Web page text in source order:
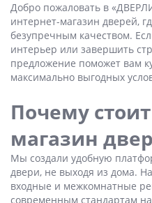
Добро пожаловать в
интернет-магазин дверей,
безупречным качеством.
интерьер или завершить
предложение поможет вам
максимально выгодных
Почему
магазин
Мы создали удобную
двери, не выходя из дома.
входные и межкомнатные
современным стандартам